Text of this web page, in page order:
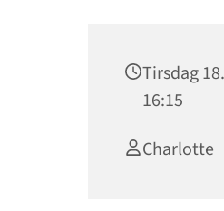
Tirsdag
16:15
Charlotte